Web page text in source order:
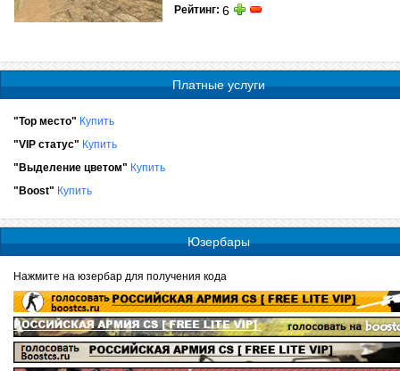
Рейтинг: 6
Платные услуги
"Top место" Купить
"VIP статус" Купить
"Выделение цветом" Купить
"Boost" Купить
Юзербары
Нажмите на юзербар для получения кода